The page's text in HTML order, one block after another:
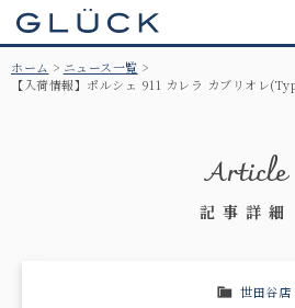
ホーム
ニュース一覧
【入荷情報】ポルシェ 911 カレラ カブリオレ
Article
記事詳細
世田谷店